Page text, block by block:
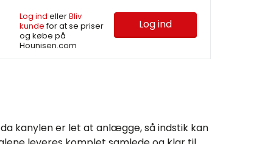
Log ind ellerBliv
kundefor at se priser
og købe på
Hounisen.com
Log ind
kanylen er let at anlægge, så indstik kan